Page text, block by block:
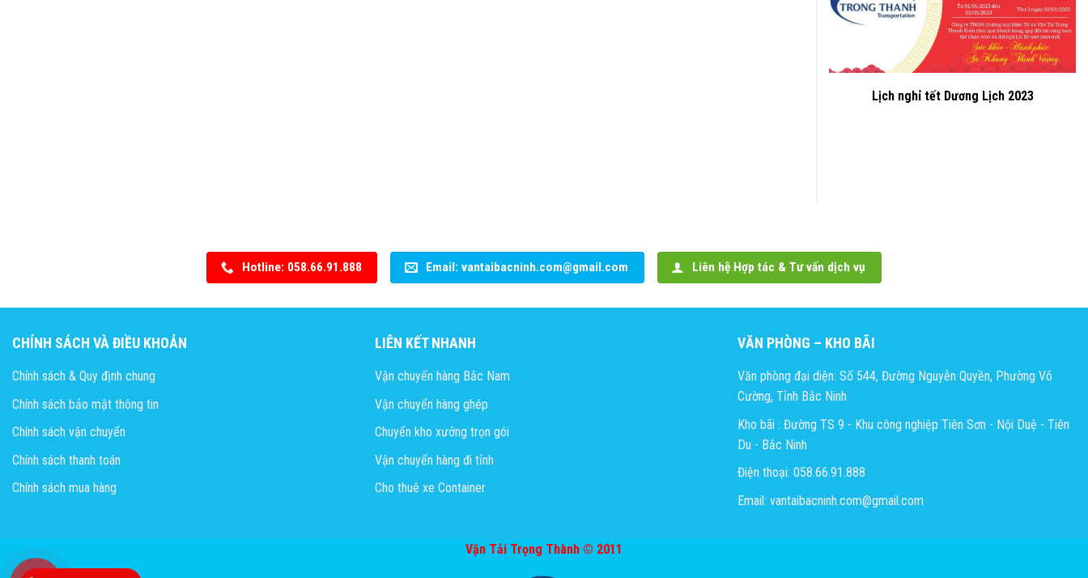
Lịch nghỉ tết Dương Lịch 2023
Hotline: 058.66.91.888 Email: vantaibacninh.com@gmail.com Liên hệ Hợp tác & Tư vấn dịch vụ
CHÍNH SÁCH VÀ ĐIỀU KHOẢN
Chính sách & Quy định chung
Chính sách bảo mật thông tin
Chính sách vận chuyển
Chính sách thanh toán
Chính sách mua hàng
LIÊN KẾT NHANH
Vận chuyển hàng Bắc Nam
Vận chuyển hàng ghép
Chuyển kho xưởng trọn gói
Vận chuyển hàng đi tỉnh
Cho thuê xe Container
VĂN PHÒNG – KHO BÃI
Văn phòng đại diện: Số 544, Đường Nguyễn Quyền, Phường Võ
Cường, Tỉnh Bắc Ninh
Kho bãi : Đường TS 9 - Khu công nghiệp Tiên Sơn - Nội Duệ - Tiên
Du - Bắc Ninh
Điện thoại: 058.66.91.888
Email: vantaibacninh.com@gmail.com
Vận Tải Trọng Thành © 2011